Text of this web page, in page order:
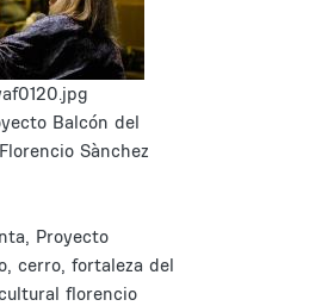
Balcón del
Sànchez
Proyecto
cerro, fortaleza del
florencio